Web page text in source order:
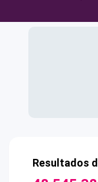
Resultados